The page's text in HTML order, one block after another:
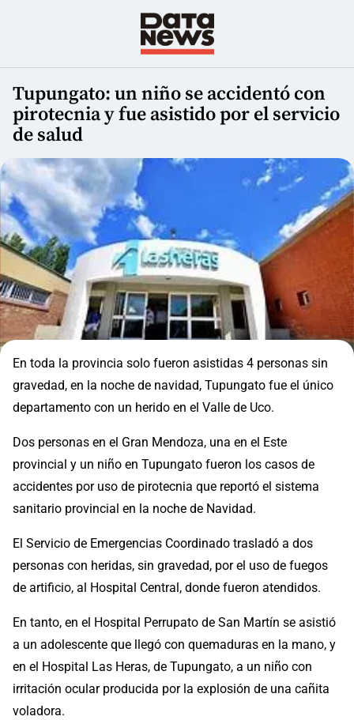
Tupungato: un niño se accidentó con
pirotecnia y fue asistido por el servicio
de salud
En toda la provincia solo fueron asistidas 4 personas sin
gravedad, en la noche de navidad, Tupungato fue el único
departamento con un herido en el Valle de Uco.
Dos personas en el Gran Mendoza, una en el Este
provincial y un niño en Tupungato fueron los casos de
accidentes por uso de pirotecnia que reportó el sistema
sanitario provincial en la noche de Navidad.
El Servicio de Emergencias Coordinado trasladó a dos
personas con heridas, sin gravedad, por el uso de fuegos
de artificio, al Hospital Central, donde fueron atendidos.
En tanto, en el Hospital Perrupato de San Martín se asistió
a un adolescente que llegó con quemaduras en la mano, y
en el Hospital Las Heras, de Tupungato, a un niño con
irritación ocular producida por la explosión de una cañita
voladora.